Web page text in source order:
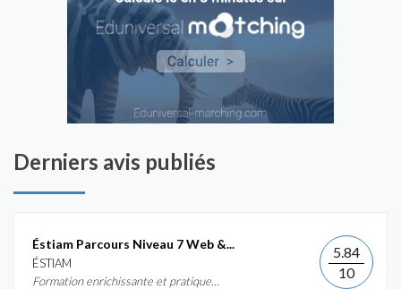
Derniers avis publiés
Éstiam Parcours Niveau 7 Web &...
ÉSTIAM
Formation enrichissante et pratique...
5.84
10